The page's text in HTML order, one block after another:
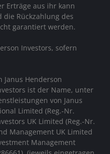
Erträge aus ihr kann
Rückzahlung des
garantiert werden.
Investors, sofern
Janus Henderson
ist der Name, unter
von Janus
Limited (Reg.-Nr.
UK Limited (Reg.-Nr.
Management UK Limited
Management